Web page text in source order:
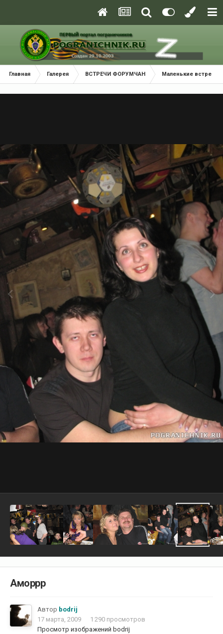
Главная Галерея ВСТРЕЧИ ФОРУМЧАН Маленькие встречи
Аморрр
Автор bodrij
17 марта, 2009
1 290 просмотров
Просмотр изображений bodrij